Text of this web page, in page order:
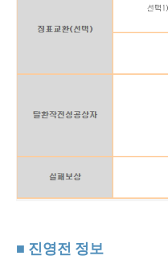
■ 진영전 정보